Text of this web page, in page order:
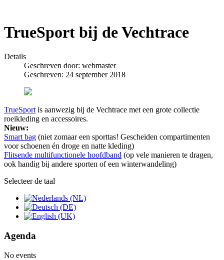
TrueSport bij de Vechtrace
Details
Geschreven door: webmaster
Geschreven: 24 september 2018
TrueSport is aanwezig bij de Vechtrace met een grote collectie
roeikleding en accessoires.
Nieuw:
Smart bag (niet zomaar een sporttas! Gescheiden compartimenten
voor schoenen én droge en natte kleding)
Flitsende multifunctionele hoofdband (op vele manieren te dragen,
ook handig bij andere sporten of een winterwandeling)
Selecteer de taal
Agenda
No events